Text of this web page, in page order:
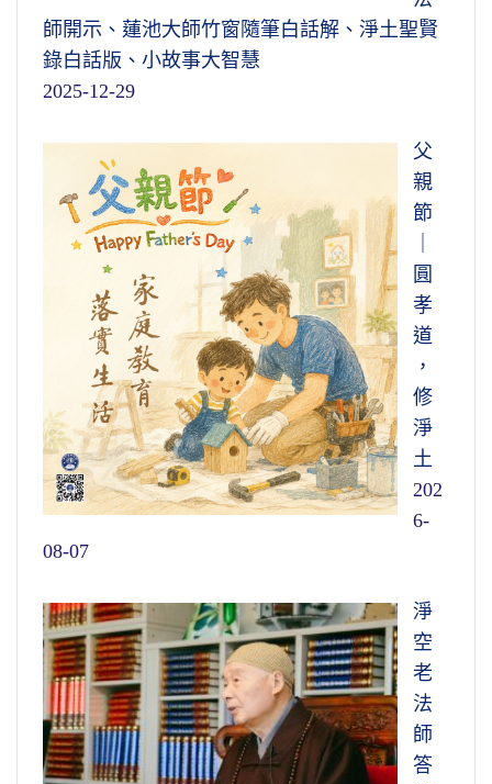
師開示、蓮池大師竹窗隨筆白話解、淨土聖賢
錄白話版、小故事大智慧
2025-12-29
父
親
節
圓
孝
道
，
修
淨
土
202
6-
08-07
淨
空
老
法
師
答